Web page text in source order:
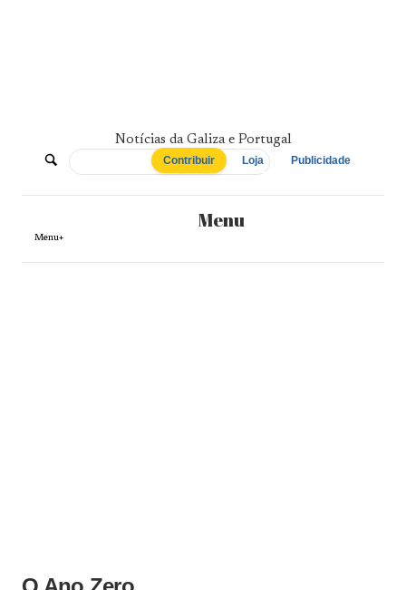
De
Norte
a
Notícias da Galiza e Portugal
Contribuir Loja Publicidade
Menu
Menu+